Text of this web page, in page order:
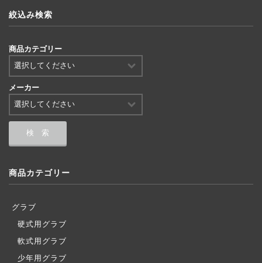
絞込み検索
商品カテゴリー
メーカー
商品カテゴリー
グラブ
硬式用グラブ
軟式用グラブ
少年用グラブ